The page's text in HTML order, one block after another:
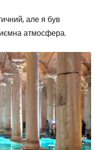
але я був
атмосфера.